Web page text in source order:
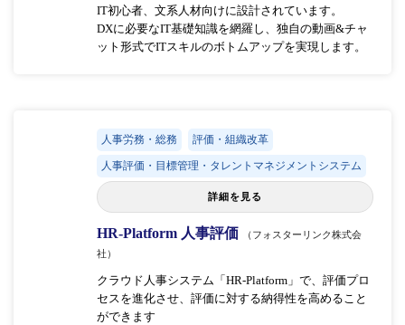
IT初心者、文系人材向けに設計されています。
DXに必要なIT基礎知識を網羅し、独自の動画&チャ
ット形式でITスキルのボトムアップを実現します。
人事労務・総務 評価・組織改革
人事評価・目標管理・タレントマネジメントシステム
詳細を見る
HR-Platform 人事評価
（フォスターリンク株式会
社）
クラウド人事システム「HR-Platform」で、評価プロ
セスを進化させ、評価に対する納得性を高めること
ができます